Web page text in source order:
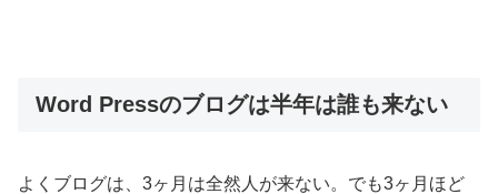
Word Pressのブログは半年は誰も来ない
よくブログは、3ヶ月は全然人が来ない。でも3ヶ月ほど